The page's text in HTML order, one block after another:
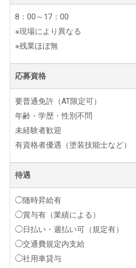
8：00～17：00
※現場により異なる
※残業ほぼ無
応募資格
要普通免許（AT限定可）
年齢・学歴・性別不問
未経験者歓迎
有資格者優遇（塗装技能士など）
待遇
◯随時昇給有
◯賞与有（業績による）
◯日払い・週払い可（規定有）
◯交通費規定内支給
◯社用車貸与